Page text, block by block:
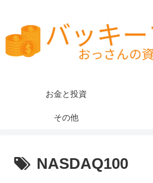
お金と投資
その他
NASDAQ100